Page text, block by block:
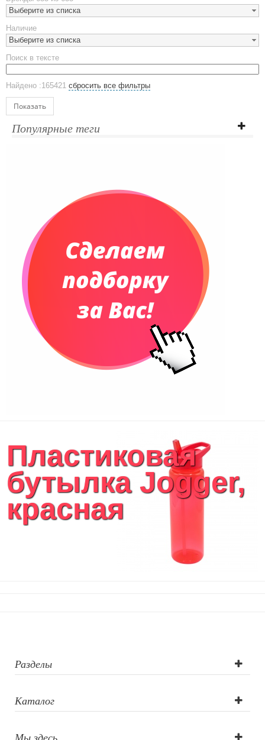
Наборы посуды
Предметы сервировки
Стаканы
Эко кружки
ЕВРОПОСУДА
Аксессуары
Ежедневники и блокноты
Датированные ежедневники
Планинги недатированные
Телефонные книжки
Сумки и Рюкзаки
Сумки для планшетов и ноутбуков
Рюкзаки
Конференц-сумки
Сумки для покупок промо
Несессеры и косметички
Сумки дорожные
Текстиль для ванной комнаты
Кухонные приспособления
Кухонный текстиль
Ножи разделочные доски
Фоторамки и фотоальбомы
Домашний текстиль
Выберите из списка
Наличие
Выберите из списка
Поиск в тексте
Найдено :165421 сбросить все фильтры
Показать
Популярные теги
Пластиковая
бутылка Jogger,
красная
Разделы
Каталог
Мы здесь